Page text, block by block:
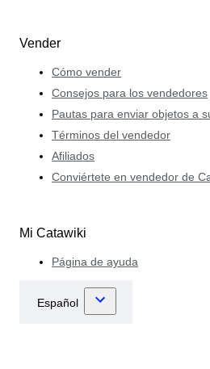
Vender
Cómo vender
Consejos para los vendedores
Pautas para enviar objetos a
Términos del vendedor
Afiliados
Conviértete en vendedor de
Mi Catawiki
Página de ayuda